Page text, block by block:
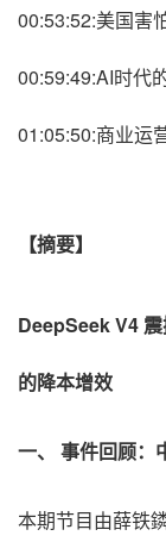
00:53:52:美国害
00:59:49:AI时代
01:05:50:商业运
【摘要】
DeepSeek V4
的降本增效
一、 事件回顾：
本期节目由薛铁